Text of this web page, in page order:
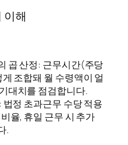
이해
곱 산정: 근무시간(주당
조합돼 월 수령액이 얼
대치를 점검합니다.
정 초과근무 수당 적용
율, 휴일 근무 시 추가
.